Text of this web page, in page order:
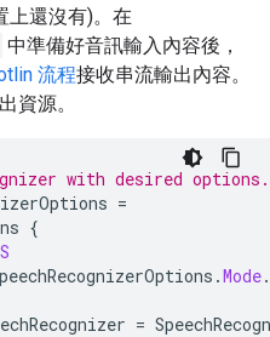
上還沒有)。在
中準備好音訊輸入內容後，
流程接收串流輸出內容。
資源。
with desired options.
=
{
.Mode.
=